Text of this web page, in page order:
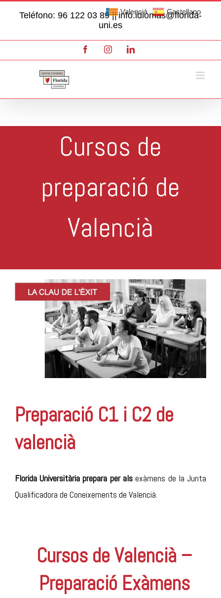
Teléfono: 96 122 03 89 || info.idiomas@florida-
uni.es
FacebookInstagramLinkedIn
Cursos de
preparació de
Valencià
Preparació C1 i C2 de
valencià
Florida Universitària prepara per als exàmens de la Junta
Qualificadora de Coneixements de Valencià.
Cursos de Valencià –
Preparació Exàmens
Valencià Castellano